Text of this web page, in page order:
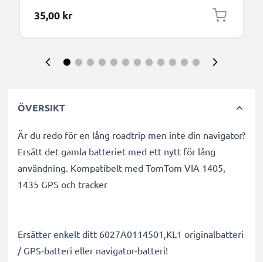
35,00 kr
ÖVERSIKT
Är du redo för en lång roadtrip men inte din navigator?
Ersätt det gamla batteriet med ett nytt för lång
användning. Kompatibelt med TomTom VIA 1405,
1435 GPS och tracker
Ersätter enkelt ditt 6027A0114501,KL1 originalbatteri
/ GPS-batteri eller navigator-batteri!